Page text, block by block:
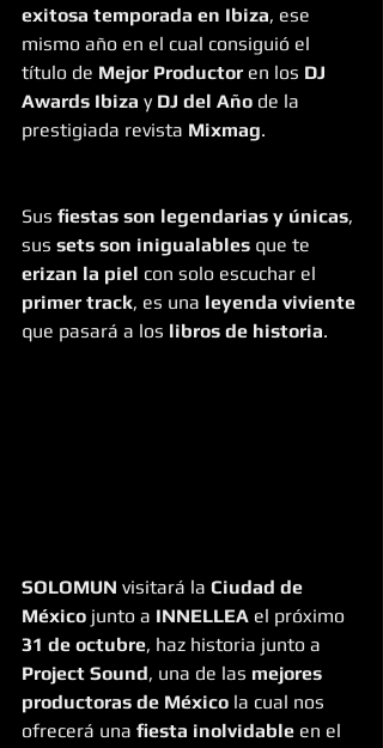
exitosa temporada en Ibiza, ese
mismo año en el cual consiguió el
título de Mejor Productor en los DJ
Awards Ibiza y DJ del Año de la
prestigiada revista Mixmag.
Sus fiestas son legendarias y únicas,
sus sets son inigualables que te
erizan la piel con solo escuchar el
primer track, es una leyenda viviente
que pasará a los libros de historia.
SOLOMUN visitará la Ciudad de
México junto a INNELLEA el próximo
31 de octubre, haz historia junto a
Project Sound, una de las mejores
productoras de México la cual nos
ofrecerá una fiesta inolvidable en el